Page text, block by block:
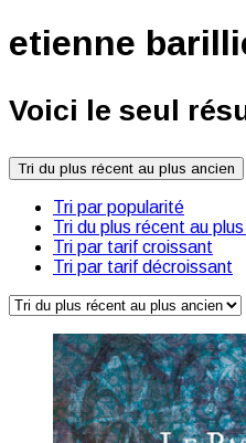
etienne
Voici le seul
Tri du plus récent au plus ancien
Tri par popularité
Tri du plus récent au
Tri par tarif croissant
Tri par tarif décroissant